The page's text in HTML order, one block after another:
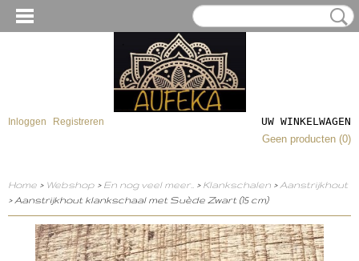
Inloggen Registreren
UW WINKELWAGEN
Geen producten (0)
Home > Webshop > En nog veel meer.. > Klankschalen > Aanstrijkhout
> Aanstrijkhout klankschaal met Suède Zwart (15 cm)